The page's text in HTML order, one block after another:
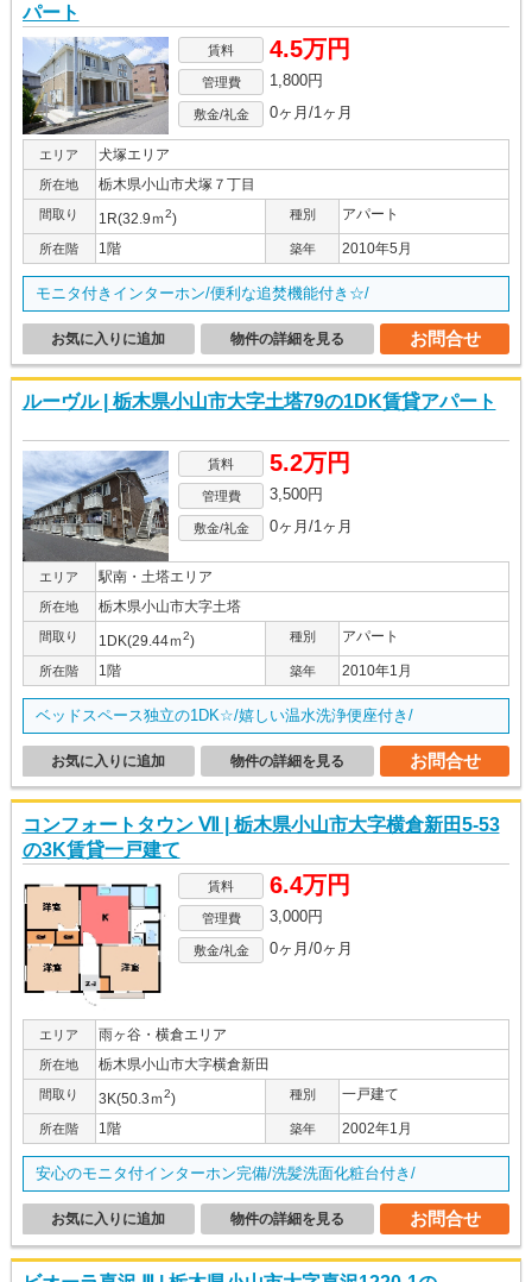
パート
賃料 4.5万円
管理費 1,800円
敷金/礼金 0ヶ月/1ヶ月
エリア 犬塚エリア
所在地 栃木県小山市犬塚７丁目
間取り 1R(32.9ｍ2) 種別 アパート
所在階 1階 築年 2010年5月
モニタ付きインターホン/便利な追焚機能付き☆/
お問合せ
物件の詳細を見る
お気に入りに追加
ルーヴル | 栃木県小山市大字土塔79の1DK賃貸アパート
賃料 5.2万円
管理費 3,500円
敷金/礼金 0ヶ月/1ヶ月
エリア 駅南・土塔エリア
所在地 栃木県小山市大字土塔
間取り 1DK(29.44ｍ2) 種別 アパート
所在階 1階 築年 2010年1月
ベッドスペース独立の1DK☆/嬉しい温水洗浄便座付き/
お問合せ
物件の詳細を見る
お気に入りに追加
コンフォートタウン Ⅶ | 栃木県小山市大字横倉新田5-53
の3K賃貸一戸建て
賃料 6.4万円
管理費 3,000円
敷金/礼金 0ヶ月/0ヶ月
エリア 雨ヶ谷・横倉エリア
所在地 栃木県小山市大字横倉新田
間取り 3K(50.3ｍ2) 種別 一戸建て
所在階 1階 築年 2002年1月
安心のモニタ付インターホン完備/洗髪洗面化粧台付き/
お問合せ
物件の詳細を見る
お気に入りに追加